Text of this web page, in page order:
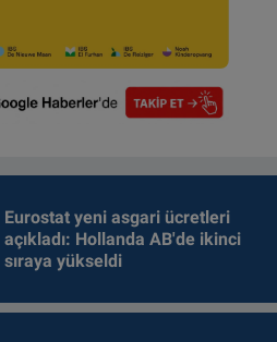
Eurostat yeni asgari ücretleri
açıkladı: Hollanda AB'de ikinci
sıraya yükseldi